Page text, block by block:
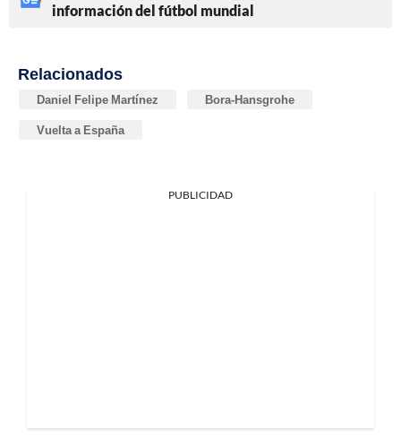
información del fútbol mundial
Relacionados
Daniel Felipe Martínez Bora-Hansgrohe
Vuelta a España
PUBLICIDAD